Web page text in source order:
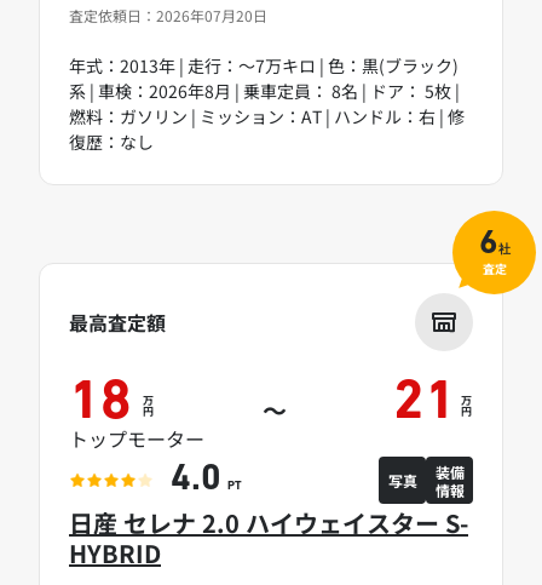
査定依頼日：2026年07月20日
年式：2013年 | 走行：～7万キロ | 色：黒(ブラック)
系 | 車検：2026年8月 | 乗車定員： 8名 | ドア： 5枚 |
燃料：ガソリン | ミッション：AT | ハンドル：右 | 修
復歴：なし
日産 セレナ 2.0 ハイウェイスター S-
HYBRID
最高査定額
18 万
円 ～ 21 万
円
トップモーター
4.0 PT 写真
装備
情報
6社
査定